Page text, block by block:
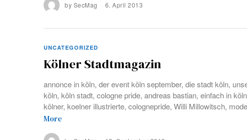
by SecMag 6. April 2013
UNCATEGORIZED
Kölner Stadtmagazin
annonce in köln, der event köln september, die stadt köln,
köln, köln stadt, cologne pride, andreas bastian, einfach in
kölner, koelner illustrierte, colognepride, Willi Millowitsch,
More